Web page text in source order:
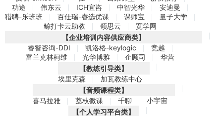
功途
伟东云 ICH宜咨 中智光华
安迪曼
猎聘-乐班班
百仕瑞-睿选优课 课师宝
量子大学
鲸打卡云助教
领思云
宽学网
【企业培训内容供应商类】
睿智咨询-DDI
凯洛格-keylogic
竞越
富兰克林柯维
光华博雅 企顾司
华营
【教练引导类】
埃里克森
加瓦教练中心
【音频课程类】
喜马拉雅
荔枝微课 千聊
小宇宙
【个人学习平台类】